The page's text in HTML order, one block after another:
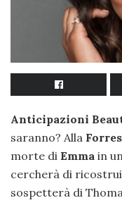
Anticipazioni
saranno? Alla
morte di Emma in
cercherà di
sospetterà di